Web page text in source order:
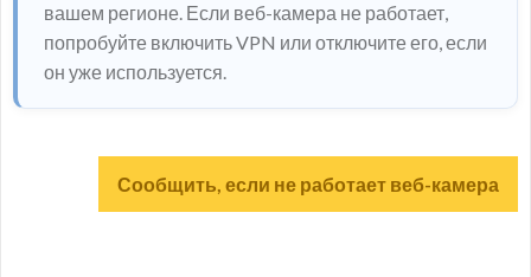
вашем регионе. Если веб-камера не работает,
попробуйте включить VPN или отключите его, если
он уже используется.
Сообщить, если не работает веб-камера